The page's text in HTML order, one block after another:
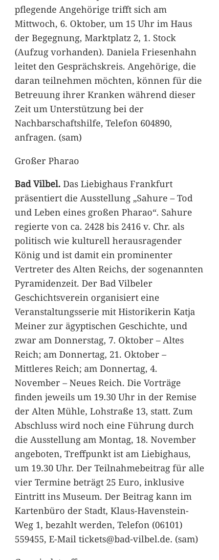
pflegende Angehörige trifft sich am
Mittwoch, 6. Oktober, um 15 Uhr im Haus
der Begegnung, Marktplatz 2, 1. Stock
(Aufzug vorhanden). Daniela Friesenhahn
leitet den Gesprächskreis. Angehörige, die
daran teilnehmen möchten, können für die
Betreuung ihrer Kranken während dieser
Zeit um Unterstützung bei der
Nachbarschaftshilfe, Telefon 604890,
anfragen. (sam)
Großer Pharao
Bad Vilbel.Das Liebighaus Frankfurt
präsentiert die Ausstellung „Sahure – Tod
und Leben eines großen Pharao“. Sahure
regierte von ca. 2428 bis 2416 v. Chr. als
politisch wie kulturell herausragender
König und ist damit ein prominenter
Vertreter des Alten Reichs, der sogenannten
Pyramidenzeit. Der Bad Vilbeler
Geschichtsverein organisiert eine
Veranstaltungsserie mit Historikerin Katja
Meiner zur ägyptischen Geschichte, und
zwar am Donnerstag, 7. Oktober – Altes
Reich; am Donnertag, 21. Oktober –
Mittleres Reich; am Donnertag, 4.
November – Neues Reich. Die Vorträge
finden jeweils um 19.30 Uhr in der Remise
der Alten Mühle, Lohstraße 13, statt. Zum
Abschluss wird noch eine Führung durch
die Ausstellung am Montag, 18. November
angeboten, Treffpunkt ist am Liebighaus,
um 19.30 Uhr. Der Teilnahmebeitrag für alle
vier Termine beträgt 25 Euro, inklusive
Eintritt ins Museum. Der Beitrag kann im
Kartenbüro der Stadt, Klaus-Havenstein-
Weg 1, bezahlt werden, Telefon (06101)
559455, E-Mail tickets@bad-vilbel.de. (sam)